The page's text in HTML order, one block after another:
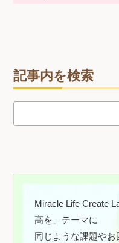
記事内を検索
Miracle Life Create
高を」テーマに
同じような課題や